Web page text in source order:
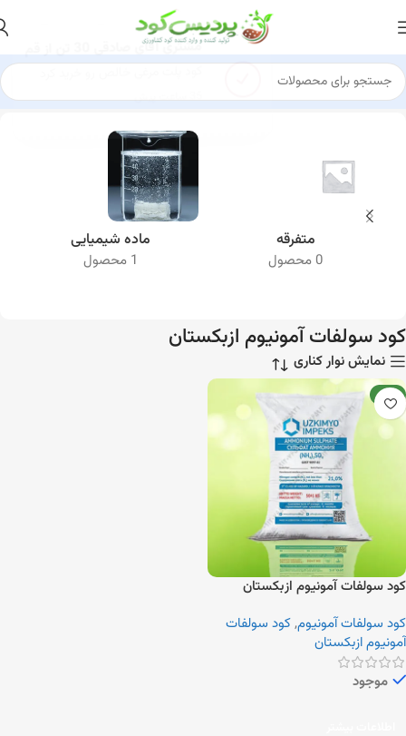
خانه کود سولفات آمونیوم کود سولفات آمونیوم ازبکستان
متفرقه
0 محصول
ماده شیمیایی
1 محصول
کود سولفات آمونیوم ازبکستان
نمایش نوار کناری
جدید
کود سولفات آمونیوم ازبکستان
کود سولفات آمونیوم,کود سولفات
آمونیوم ازبکستان
موجود
مشتری آقای صادقی 30 تن از قم
35 ساعت پیش